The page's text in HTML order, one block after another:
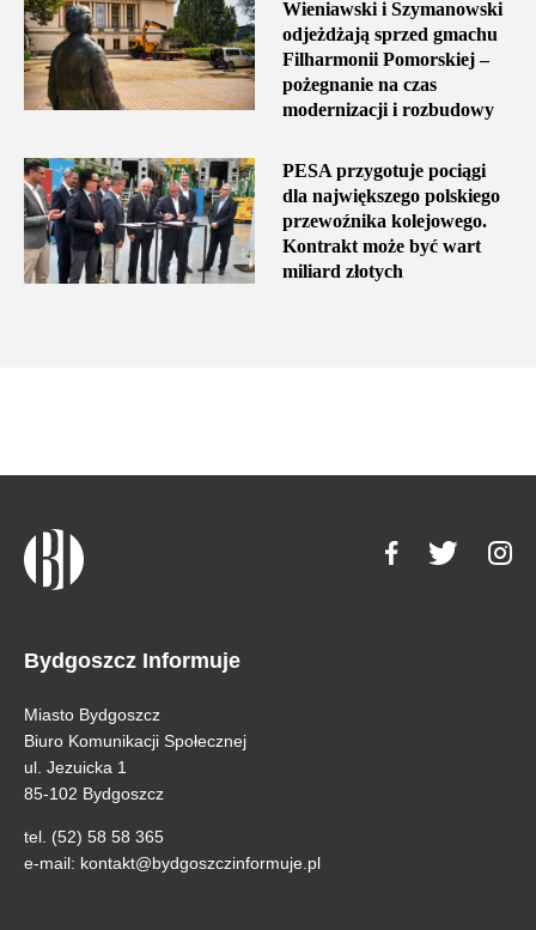
Wieniawski i Szymanowski
odjeżdżają sprzed gmachu
Filharmonii Pomorskiej –
pożegnanie na czas
modernizacji i rozbudowy
PESA przygotuje pociągi
dla największego polskiego
przewoźnika kolejowego.
Kontrakt może być wart
miliard złotych
Bydgoszcz Informuje
Miasto Bydgoszcz
Biuro Komunikacji Społecznej
ul. Jezuicka 1
85-102 Bydgoszcz
tel. (52) 58 58 365
e-mail: kontakt@bydgoszczinformuje.pl